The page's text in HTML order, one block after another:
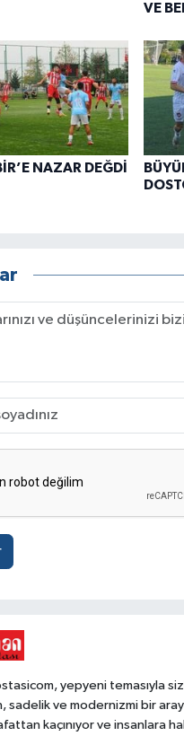
VE
NAZAR DEĞDİ
yepyeni temasıyla
sadelik ve modernizmi bir
kaçınıyor ve insanlara